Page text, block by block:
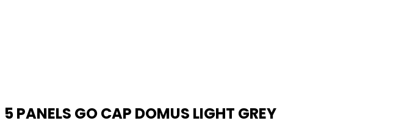
5 PANELS GO CAP DOMUS LIGHT GREY